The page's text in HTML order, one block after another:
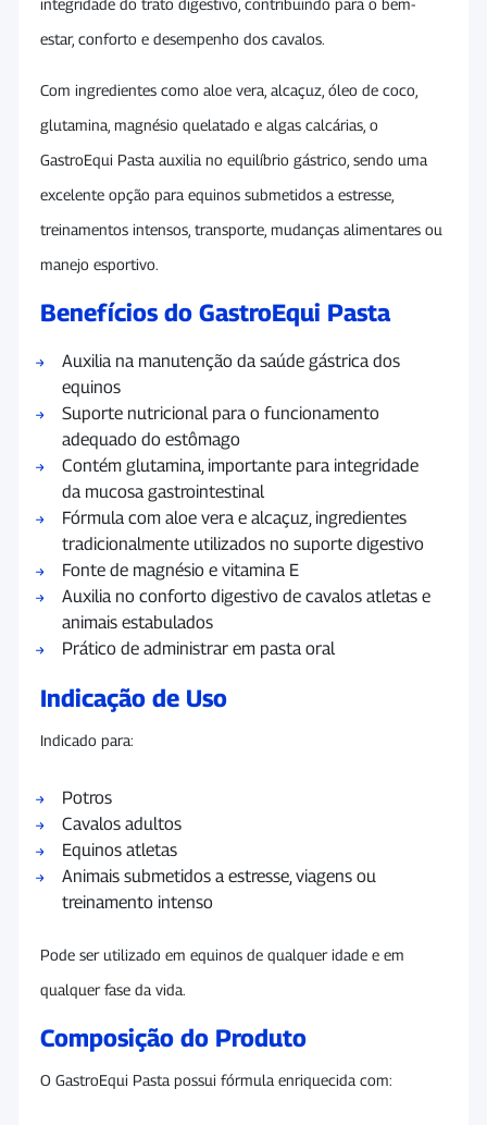
estar, conforto e desempenho dos cavalos.
Com ingredientes como aloe vera, alcaçuz, óleo de coco,
glutamina, magnésio quelatado e algas calcárias, o
GastroEqui Pasta auxilia no equilíbrio gástrico, sendo uma
excelente opção para equinos submetidos a estresse,
treinamentos intensos, transporte, mudanças alimentares ou
manejo esportivo.
Benefícios do GastroEqui Pasta
Auxilia na manutenção da saúde gástrica dos
equinos
Suporte nutricional para o funcionamento
adequado do estômago
Contém glutamina, importante para integridade
da mucosa gastrointestinal
Fórmula com aloe vera e alcaçuz, ingredientes
tradicionalmente utilizados no suporte digestivo
Fonte de magnésio e vitamina E
Auxilia no conforto digestivo de cavalos atletas e
animais estabulados
Prático de administrar em pasta oral
Indicação de Uso
Indicado para:
Potros
Cavalos adultos
Equinos atletas
Animais submetidos a estresse, viagens ou
treinamento intenso
Pode ser utilizado em equinos de qualquer idade e em
qualquer fase da vida.
Composição do Produto
O GastroEqui Pasta possui fórmula enriquecida com: